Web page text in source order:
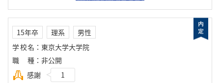
15年卒 理系
男性
学校名 ： 東京大学大学院
職種 ： 非公開
感謝
1